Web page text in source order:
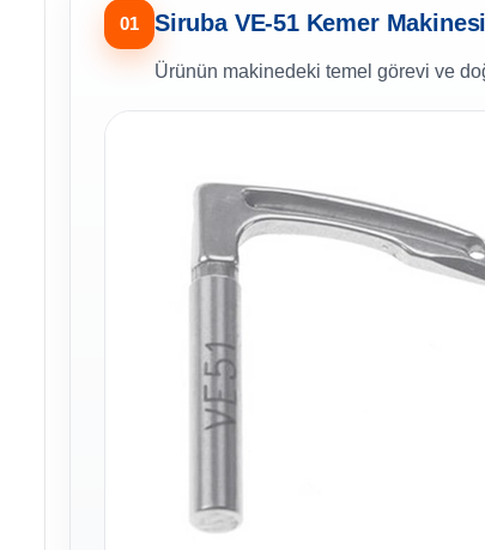
01 Siruba VE-51 Kemer
Ürünün makinedeki temel görevi ve